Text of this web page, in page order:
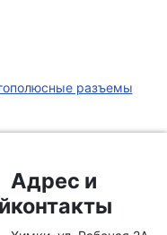
разъемы
Адрес и
контакты